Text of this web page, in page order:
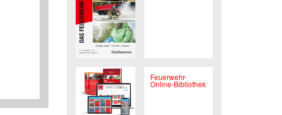
Feuerwehr-
Online-Bibliothek